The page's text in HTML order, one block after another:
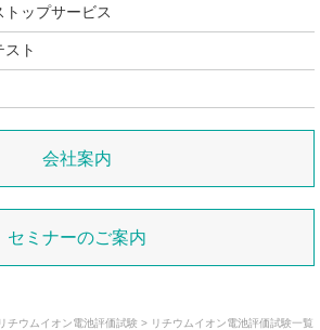
ップサービス
スト
会社案内
セミナーのご案内
リチウムイオン電池評価試験 > リチウムイオン電池評価試験一覧